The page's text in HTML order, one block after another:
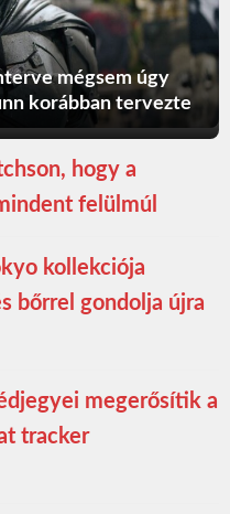
mégsem úgy
korábban tervezte
hogy a
felülmúl
kollekciója
bőrrel gondolja újra
megerősítik a
tracker